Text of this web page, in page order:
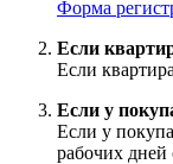
Форма
Если
Если
Если у
Если у
рабочих дней